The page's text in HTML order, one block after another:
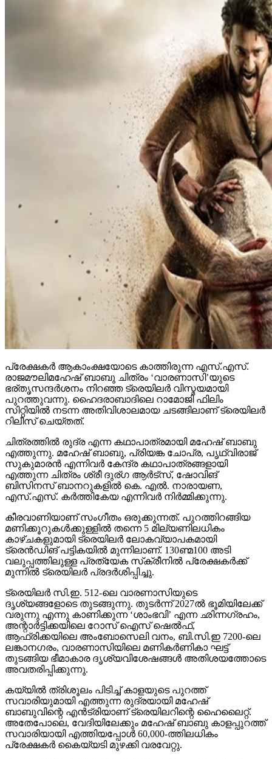
പ്രേക്ഷകര്‍ ആകാംക്ഷയോടെ കാത്തിരുന്ന എസ്.എസ്.
രാജമൗലിമഹേഷ് ബാബു ചിത്രം ‘വാരണാസി’യുടെ
ഭര്തൃസന്ദര്‍ശനം നിറഞ്ഞ ട്രെയിലര്‍ വിസ്മയമായി
പുറത്തുവന്നു. ഹൈദരാബാദിലെ റാമോജി ഫിലിം
സിറ്റിയില്‍ നടന്ന അതിവിശാലമായ ചടങ്ങിലാണ് ട്രെയിലര്‍
റിലീസ് ചെയ്തത്.
ചിത്രത്തില്‍ രുദ്ര എന്ന കഥാപാത്രമായി മഹേഷ് ബാബു
എത്തുന്നു. മഹേഷ് ബാബു, പ്രിയങ്ക ചോപ്ര, പൃഥ്വിരാജ്
സുകുമാരന്‍ എന്നിവര്‍ കേന്ദ്ര കഥാപാത്രങ്ങളായി
എത്തുന്ന ചിത്രം ശ്രീ ദുര്ഗ ആര്‍ട്‌സ്, ഷോവിങ്
ബിസിനസ് ബാനറുകളില്‍ കെ. എല്‍. നാരായണ,
എസ്.എസ്. കര്‍ത്തികേയ എന്നിവര്‍ നിര്‍മ്മിക്കുന്നു.
കീരവാണിയാണ് സംഗീതം ഒരുക്കുന്നത്. പുറത്തിറങ്ങിയ
മണിക്കൂറുകള്‍ക്കുള്ളില്‍ തന്നെ 5 മില്യണിലധികം
കാഴ്ചകളുമായി ട്രെയിലര്‍ ലോകവ്യാപകമായി
ട്രെന്‍ഡിങ് പട്ടികയില്‍ മുന്നിലാണ്. 130ണ്മ100 അടി
വലുപ്പത്തിലുള്ള പ്രത്യേക സ്‌ക്രീനില്‍ പ്രേക്ഷകര്‍ക്ക്
മുന്നില്‍ ട്രെയിലര്‍ പ്രദര്‍ശിപ്പിച്ചു.
ട്രെയിലര്‍ സി.ഇ. 512-ലെ വാരണാസിയുടെ
ദൃശ്യങ്ങളോടെ തുടങ്ങുന്നു. തുടര്‍ന്ന് 2027ല്‍ ഭൂമിയിലേക്ക്
വരുന്നു എന്നു കാണിക്കുന്ന ‘ശാംഭവി’ എന്ന ഛിന്നഗ്രഹം,
അന്റാര്‍ട്ടിക്കയിലെ റോസ് ഐസ് ഷെല്‍ഫ്,
ആഫ്രിക്കയിലെ അംബോസെലി വനം, ബി.സി.ഇ 7200-ലെ
ലങ്കാനഗരം, വാരണാസിയിലെ മണികര്‍ണികാ ഘട്ട്
തുടങ്ങിയ ഭീമാകാര ദൃശ്യവിശേഷങ്ങള്‍ അതിശയത്തോടെ
അവതരിപ്പിക്കുന്നു.
കയ്യില്‍ ത്രിശൂലം പിടിച്ച് കാളയുടെ പുറത്ത്
സവാരിയുമായി എത്തുന്ന രുദ്രയായി മഹേഷ്
ബാബുവിന്റെ എന്‍ട്രിയാണ് ട്രെയിലറിന്റെ ഹൈലൈറ്റ്.
അതേപോലെ, വേദിയിലേക്കും മഹേഷ് ബാബു കാളപ്പുറത്ത്
സവാരിയായി എത്തിയപ്പോള്‍ 60,000-ത്തിലധികം
പ്രേക്ഷകര്‍ കൈയ്യടി മുഴക്കി വരവേറ്റു.